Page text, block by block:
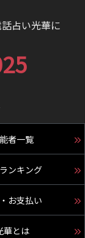
占い光華に
者一覧
ンキング
お支払い
華とは